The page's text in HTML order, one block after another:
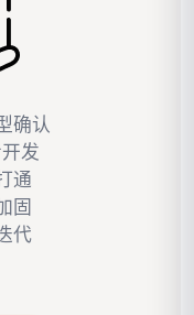
确认
发
通
固
代